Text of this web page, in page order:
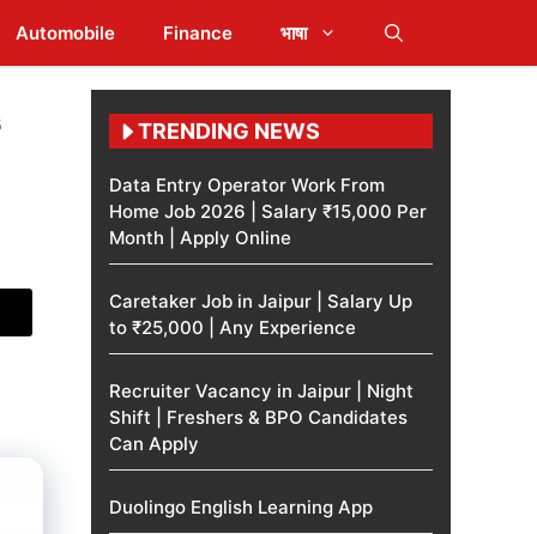
Automobile Finance भाषा
TRENDING NEWS
Data Entry Operator Work From
Home Job 2026 | Salary ₹15,000 Per
Month | Apply Online
Caretaker Job in Jaipur | Salary Up
to ₹25,000 | Any Experience
Recruiter Vacancy in Jaipur | Night
Shift | Freshers & BPO Candidates
Can Apply
Duolingo English Learning App